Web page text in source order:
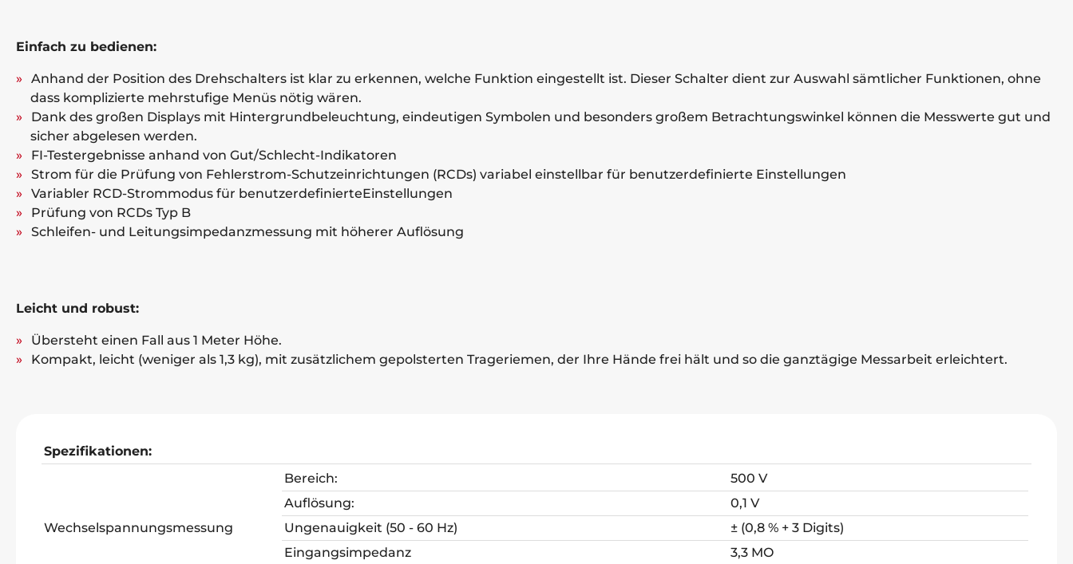
Einfach zu bedienen:
Anhand der Position des Drehschalters ist klar zu erkennen, welche Funktion eingestellt ist. Dieser Schalter dient zur Auswahl sämtlicher Funktionen, ohne
dass komplizierte mehrstufige Menüs nötig wären.
Dank des großen Displays mit Hintergrundbeleuchtung, eindeutigen Symbolen und besonders großem Betrachtungswinkel können die Messwerte gut und
sicher abgelesen werden.
FI-Testergebnisse anhand von Gut/Schlecht-Indikatoren
Strom für die Prüfung von Fehlerstrom-Schutzeinrichtungen (RCDs) variabel einstellbar für benutzerdefinierte Einstellungen
Variabler RCD-Strommodus für benutzerdefinierteEinstellungen
Prüfung von RCDs Typ B
Schleifen- und Leitungsimpedanzmessung mit höherer Auflösung
Leicht und robust:
Übersteht einen Fall aus 1 Meter Höhe.
Kompakt, leicht (weniger als 1,3 kg), mit zusätzlichem gepolsterten Trageriemen, der Ihre Hände frei hält und so die ganztägige Messarbeit erleichtert.
Spezifikationen:
Wechselspannungsmessung
Bereich:
500 V
Auflösung:
0,1 V
Ungenauigkeit (50 - 60 Hz)
± (0,8 % + 3 Digits)
Eingangsimpedanz
3,3 MO